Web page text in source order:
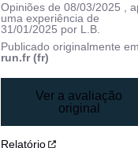
Opiniões de08/03/2025 ,
uma experiência de
31/01/2025 por L.B.
Publicado originalmente
run.fr (fr)
Ver a avaliação
original
Relatório